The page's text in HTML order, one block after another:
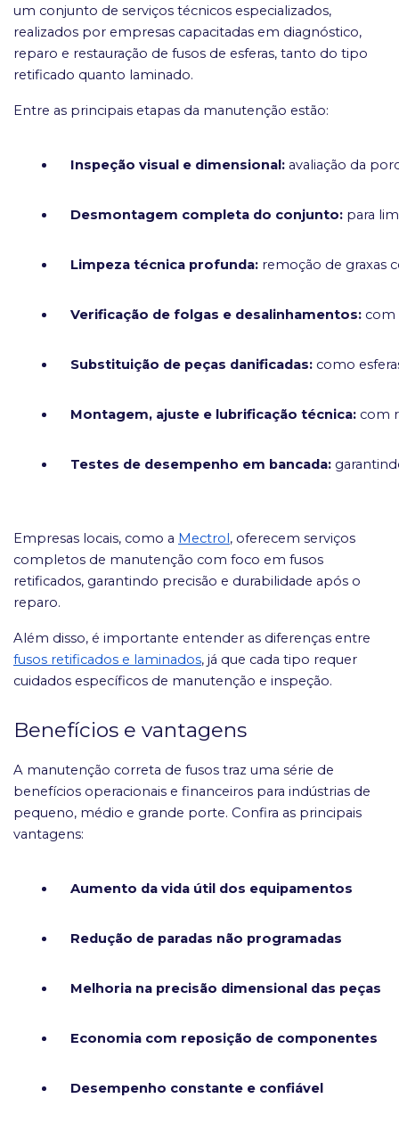
um conjunto de serviços técnicos especializados,
realizados por empresas capacitadas em diagnóstico,
reparo e restauração de fusos de esferas, tanto do tipo
retificado quanto laminado.
Entre as principais etapas da manutenção estão:
Inspeção visual e dimensional: avaliação da
Desmontagem completa do conjunto: para
Limpeza técnica profunda: remoção de graxas
Verificação de folgas e desalinhamentos: com
Substituição de peças danificadas: como
Montagem, ajuste e lubrificação técnica: com
Testes de desempenho em bancada:
Empresas locais, como a Mectrol , oferecem serviços
completos de manutenção com foco em fusos
retificados, garantindo precisão e durabilidade após o
reparo.
Além disso, é importante entender as diferenças entre
fusos retificados e laminados, já que cada tipo requer
cuidados específicos de manutenção e inspeção.
Benefícios e vantagens
A manutenção correta de fusos traz uma série de
benefícios operacionais e financeiros para indústrias de
pequeno, médio e grande porte. Confira as principais
vantagens:
Aumento da vida útil dos equipamentos
Redução de paradas não programadas
Melhoria na precisão dimensional das peças
Economia com reposição de componentes
Desempenho constante e confiável